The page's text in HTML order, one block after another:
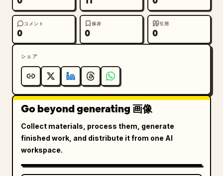
コメント
0
保存
0
引用
0
シェア
Go beyond generating 画像
Collect materials, process them, generate
finished work, and distribute it from one AI
workspace.